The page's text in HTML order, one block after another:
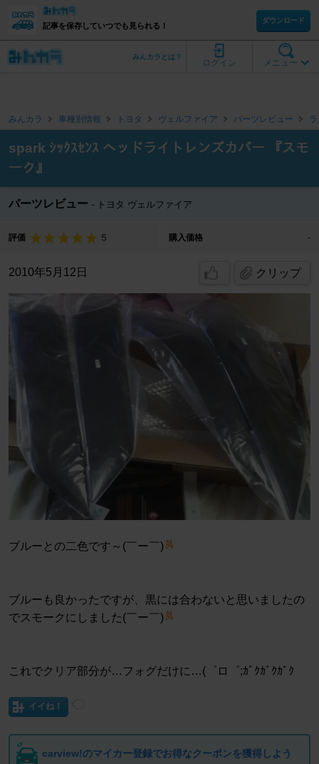
記事を保存していつでも見られる！
ダウンロード
メニュー
ログイン
みんカラとは？
みんカラ 車種別情報 トヨタ ヴェルファイア パーツレビュー
spark ｼｯｸｽｾﾝｽ へッドライトレンズカバー 『スモ
ーク』
パーツレビュー トヨタ ヴェルファイア
評価 5 購入価格 -
2010年5月12日 クリップ
ブルーとの二色です～(￣ー￣)
ブルーも良かったですが、黒には合わないと思いましたの
でスモークにしました(￣ー￣)
これでクリア部分が…フォグだけに…(゜ロ゜;ｶﾞｸｶﾞｸｶﾞｸ
イイね！
carview!のマイカー登録でお得なクーポンを獲得しよう